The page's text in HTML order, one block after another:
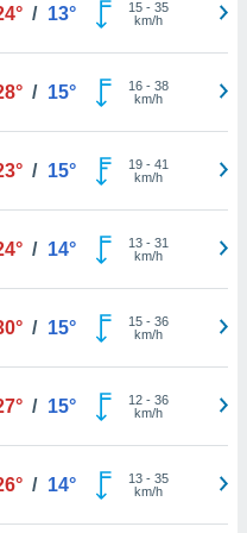
/ 13° 15- 35
km/h
/ 15° 16- 38
km/h
/ 15° 19- 41
km/h
/ 14° 13- 31
km/h
/ 15° 15- 36
km/h
/ 15° 12- 36
km/h
/ 14° 13- 35
km/h